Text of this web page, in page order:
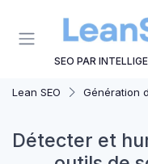
SEO PAR
Lean SEO Génération de
Détecter et